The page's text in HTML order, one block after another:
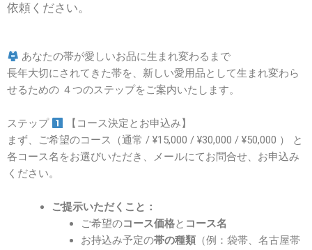
依頼ください。
あなたの帯が愛しいお品に生まれ変わるまで
長年大切にされてきた帯を、新しい愛用品として生まれ変わら
せるための ４ つのステップをご案内いたします。
ステップ
【コース決定とお申込み】
まず、ご希望のコース（通常 / ¥15,000 / ¥30,000 / ¥50,000 ） と
各コース名をお選びいただき、メールにてお問合せ、お申込み
ください。
ご提示いただくこと：
ご希望のコース価格と コース名
お持込み予定の帯の種類（例：袋帯、名古屋帯